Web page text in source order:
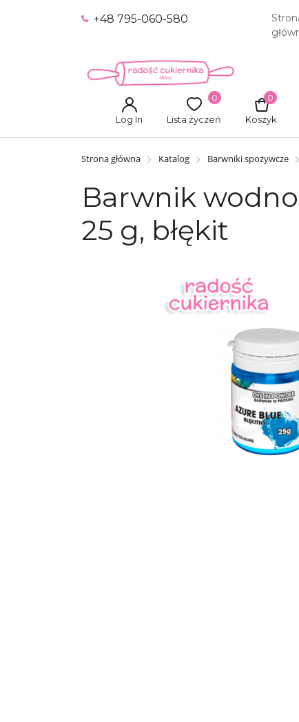
+48 795-060-580
Log In Lista życzeń
0
Koszyk
0
Strona główna Katalog Barwniki spożywcze
Barwnik
25 g, błękit